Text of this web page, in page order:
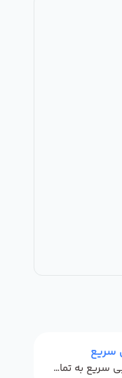
سریع
پاسخگویی سریع به تماس‌ها و پیام‌ها